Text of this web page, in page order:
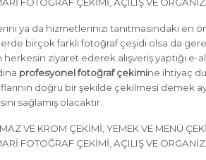
ya da hizmetlerinizı tanıtmasındaki en
birçok farklı fotoğraf çeşidi olsa da
ziyaret ederek alışveriş yaptığı e-
profesyonel fotoğraf çekimine ihtiyaç
doğru bir şekilde çekilmesi demek
sağlamış olacaktır.
VE KROM ÇEKİMİ, YEMEK VE MENÜ
FOTOĞRAF ÇEKİMİ, AÇILIŞ VE